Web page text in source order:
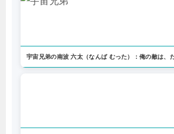
宇宙兄弟の南波 六太（なんば むった）：俺の敵は、